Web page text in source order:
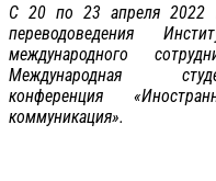
С 20 по 23 апреля 2022
переводоведения
международного
Международная
конференция
коммуникация».